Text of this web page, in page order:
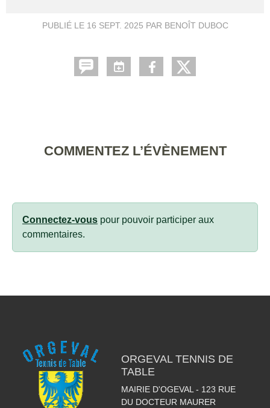
PUBLIÉ LE 16 SEPT. 2025 PAR BENOÎT DUBOC
COMMENTEZ L’ÉVÈNEMENT
Connectez-vous pour pouvoir participer aux
commentaires.
ORGEVAL TENNIS DE
TABLE
MAIRIE D'OGEVAL - 123 RUE
DU DOCTEUR MAURER